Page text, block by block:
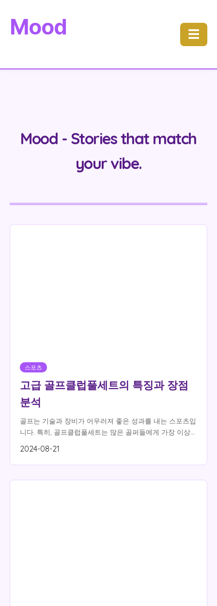
Mood ☰
Mood - Stories that match
your vibe.
스포츠
고급 골프클럽풀세트의 특징과 장점
분석
골프는 기술과 장비가 어우러져 좋은 성과를 내는 스포츠입
니다. 특히, 골프클럽풀세트는 많은 골퍼들에게 가장 이상적
2024-08-21